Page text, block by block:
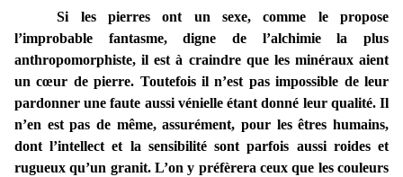
Si les pierres ont un sexe, comme le propose
l’improbable fantasme, digne de l’alchimie la plus
anthropomorphiste, il est à craindre que les minéraux aient
un cœur de pierre. Toutefois il n’est pas impossible de leur
pardonner une faute aussi vénielle étant donné leur qualité. Il
n’en est pas de même, assurément, pour les êtres humains,
dont l’intellect et la sensibilité sont parfois aussi roides et
rugueux qu’un granit. L’on y préfèrera ceux que les couleurs